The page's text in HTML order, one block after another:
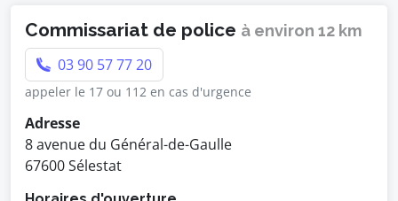
Commissariat de police à environ 12 km
03 90 57 77 20
appeler le 17 ou 112 en cas d'urgence
Adresse
8 avenue du Général-de-Gaulle
67600 Sélestat